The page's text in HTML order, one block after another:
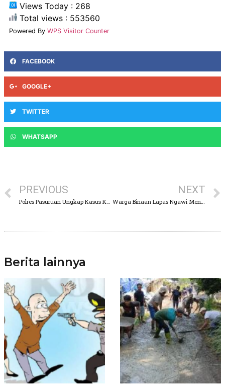
Views Today : 268
Total views : 553560
Powered By WPS Visitor Counter
FACEBOOK
GOOGLE+
TWITTER
WHATSAPP
PREVIOUS NEXT
Berita lainnya